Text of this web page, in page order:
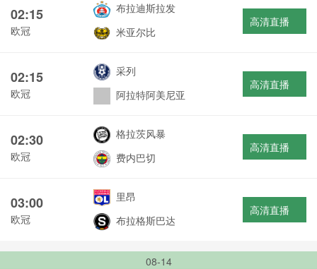
02:15
欧冠
布拉迪斯拉发
米亚尔比
高清直播
02:15
欧冠
采列
阿拉特阿美尼亚
高清直播
02:30
欧冠
格拉茨风暴
费内巴切
高清直播
03:00
欧冠
里昂
布拉格斯巴达
高清直播
08-14